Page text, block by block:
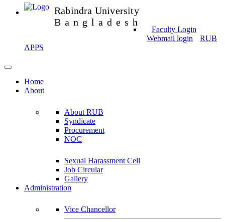
Rabindra University
Bangladesh
Faculty Login
Webmail login
RUB
APPS
Home
About
About RUB
Syndicate
Procurement
NOC
Sexual Harassment Cell
Job Circular
Gallery
Administration
Vice Chancellor